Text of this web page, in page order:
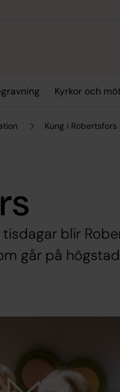
Kyrkor och
Kung i Robertsfors
blir
går på